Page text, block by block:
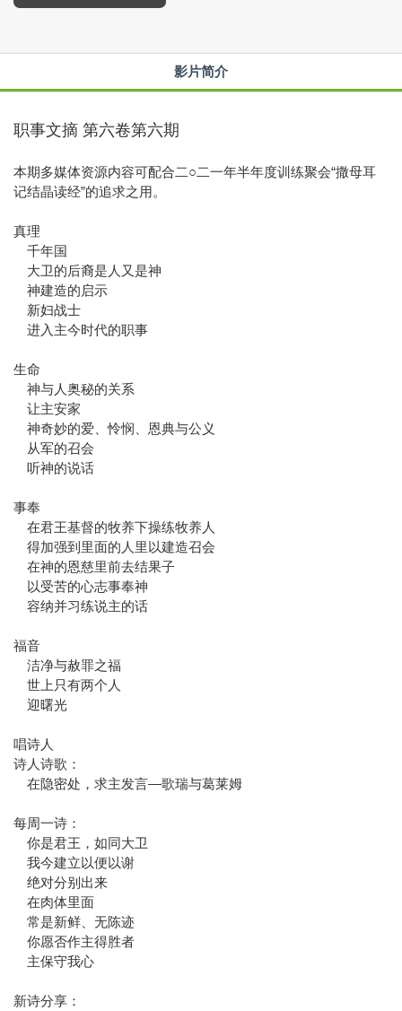
影片简介
职事文摘 第六卷第六期
本期多媒体资源内容可配合二○二一年半年度训练聚会“撒母耳
记结晶读经”的追求之用。
真理
千年国
大卫的后裔是人又是神
神建造的启示
新妇战士
进入主今时代的职事
生命
神与人奥秘的关系
让主安家
神奇妙的爱、怜悯、恩典与公义
从军的召会
听神的说话
事奉
在君王基督的牧养下操练牧养人
得加强到里面的人里以建造召会
在神的恩慈里前去结果子
以受苦的心志事奉神
容纳并习练说主的话
福音
洁净与赦罪之福
世上只有两个人
迎曙光
唱诗人
诗人诗歌：
在隐密处，求主发言—歌瑞与葛莱姆
每周一诗：
你是君王，如同大卫
我今建立以便以谢
绝对分别出来
在肉体里面
常是新鲜、无陈迹
你愿否作主得胜者
主保守我心
新诗分享：